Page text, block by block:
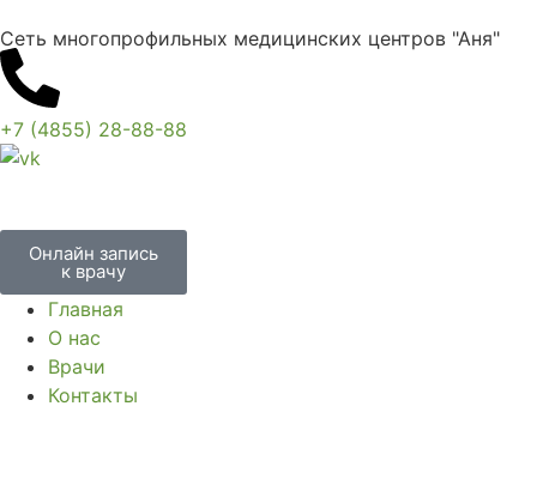
Сеть многопрофильных медицинских центров "Аня"
+7 (4855) 28-88-88
Онлайн запись
к врачу
Главная
О нас
Врачи
Контакты